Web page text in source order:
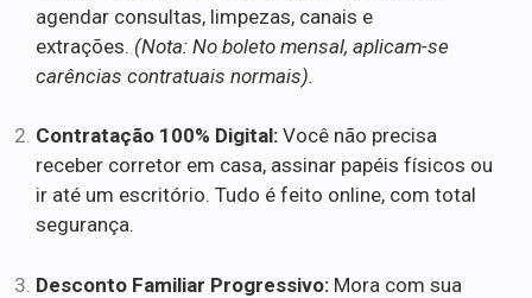
agendar consultas, limpezas, canais e
extrações. (Nota: No boleto mensal, aplicam-se
carências contratuais normais).
Contratação 100% Digital: Você não precisa
receber corretor em casa, assinar papéis físicos ou
ir até um escritório. Tudo é feito online, com total
segurança.
Desconto Familiar Progressivo: Mora com sua